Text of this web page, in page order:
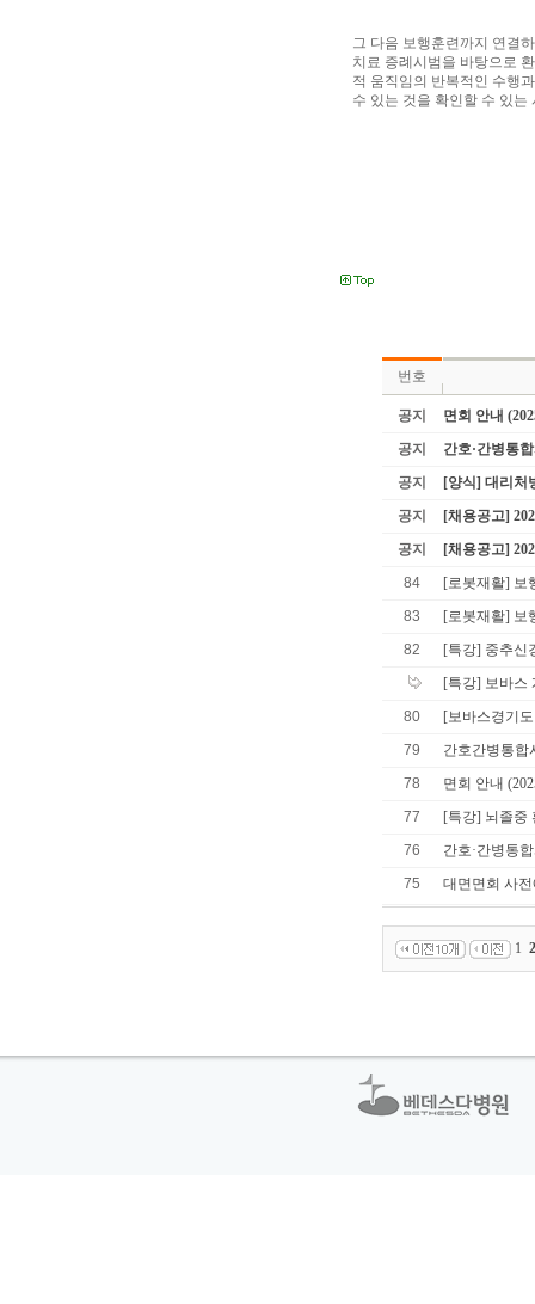
그 다음 보행훈련까지 연결
치료 증례시범을 바탕으로
적 움직임의 반복적인 수행
수 있는 것을 확인할 수 있
번호
공지
면회 안내
공지
간호·간병통
공지
[양식] 대리처
공지
[채용공고]
공지
[채용공고]
84
[로봇재활] 보
83
[로봇재활] 보
82
[특강] 중추신
[특강] 보바스
80
[보바스경기
79
간호간병통합
78
면회 안내
77
[특강] 뇌졸중
76
간호·간병통
75
대면면회 사
1 2